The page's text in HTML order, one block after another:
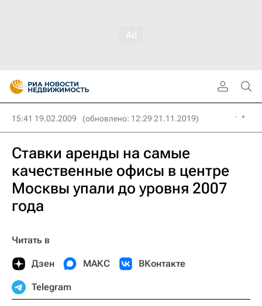
15:41 19.02.2009 (обновлено: 12:29 21.11.2019)
Ставки аренды на самые
качественные офисы в центре
Москвы упали до уровня 2007
года
Читать в
Дзен МАКС ВКонтакте
Telegram